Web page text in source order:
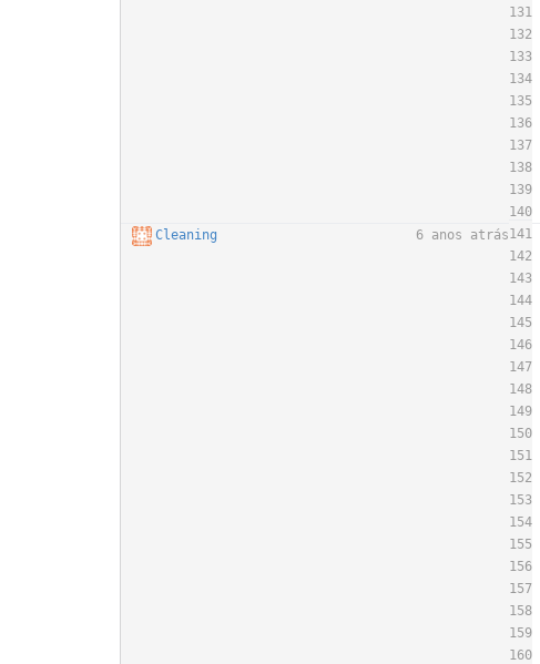
Cleaning 6 anos atrás
131
132
133
134
135
136
137
138
139
140
141
142
143
144
145
146
147
148
149
150
151
152
153
154
155
156
157
158
159
160